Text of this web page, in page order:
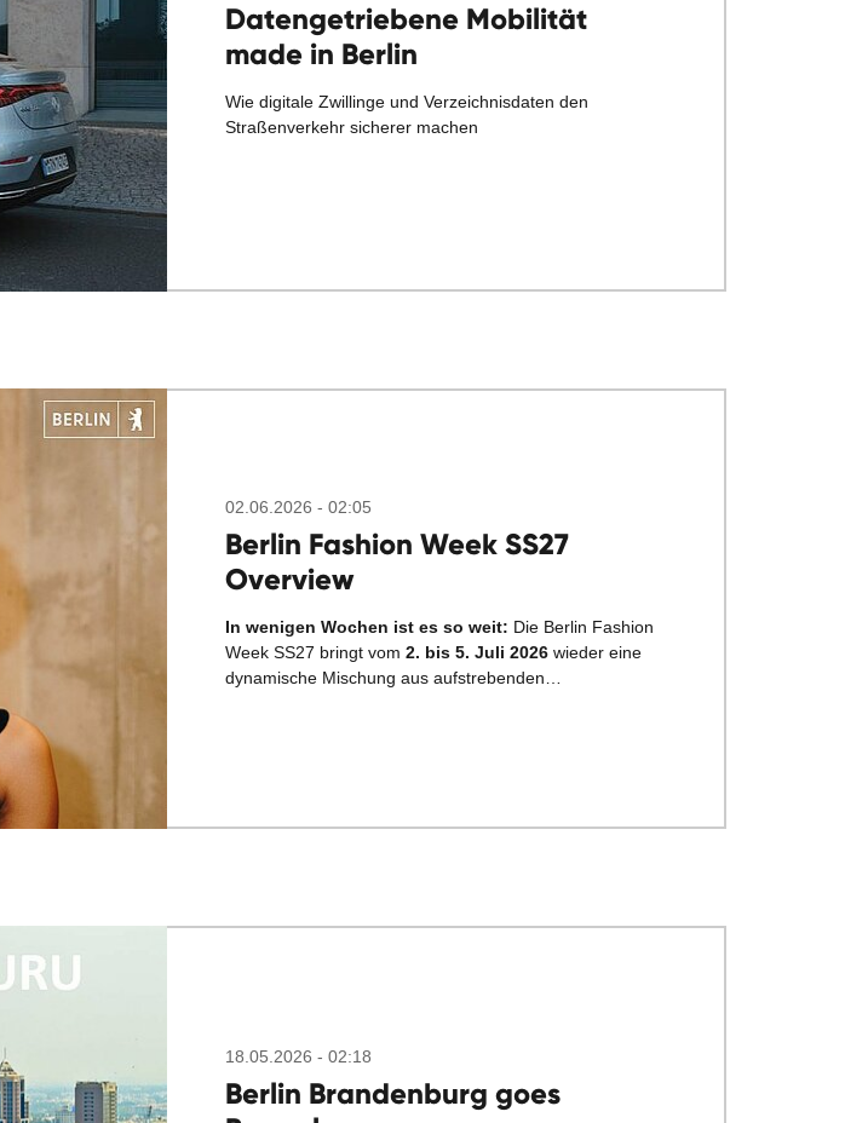
Datengetriebene Mobilität
made in Berlin
Wie digitale Zwillinge und Verzeichnisdaten den
Straßenverkehr sicherer machen
02.06.2026 - 02:05
Berlin Fashion Week SS27
Overview
In wenigen Wochen ist es so weit: Die Berlin Fashion
Week SS27 bringt vom 2. bis 5. Juli 2026wieder eine
dynamische Mischung aus aufstrebenden…
18.05.2026 - 02:18
Berlin Brandenburg goes